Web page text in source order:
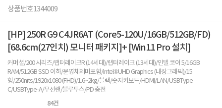
상품번호1344009
[HP] 250R G9 C4JR6AT (Core5-120U/16GB/512GB/FD)
[68.6cm(27인치) 모니터 패키지]+ [Win11 Pro 설치]
커머셜/200 시리즈/랩터레이크R (14세대)/랩터레이크 (13세대)/인텔 코어 5/16GB
RAM/512GB SSD 이하/운영체제미포함/Intel®UHD Graphics (내장그래픽)/15
형/250nits/1920x1080 (FHD)/1.6~2kg/블랙/숫자키보드/HDMI/LAN/USBType-
C/USBType-A/무선랜/블루투스/PD 충전
84건